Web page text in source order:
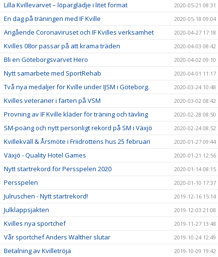
Lilla Kvillevarvet – löparglädje i litet format 2020-05-21 08:31
En dag på träningen med IF Kville 2020-05-18 09:04
Angående Coronaviruset och IF Kvilles verksamhet 2020-04-27 17:18
Kvilles 08or passar på att krama träden 2020-04-03 08:42
Bli en Göteborgsvarvet Hero 2020-04-02 09:10
Nytt samarbete med SportRehab 2020-04-01 11:17
Två nya medaljer för Kville under IJSM i Göteborg. 2020-03-24 10:48
Kvilles veteraner i farten på VSM 2020-03-02 08:42
Provning av IF Kville kläder för träning och tävling 2020-02-28 08:50
SM-poäng och nytt personligt rekord på SM i Växjö 2020-02-24 08:52
Kvillekväll & Årsmöte i Friidrottens hus 25 februari 2020-01-27 09:44
Växjö - Quality Hotel Games 2020-01-21 12:56
Nytt startrekord för Persspelen 2020 2020-01-14 08:15
Persspelen 2020-01-10 17:37
Julruschen - Nytt startrekord! 2019-12-16 15:14
Julklappsjakten 2019-12-03 21:08
Kvilles nya sportchef 2019-11-27 13:48
Vår sportchef Anders Walther slutar 2019-10-24 12:49
Betalning av Kvilletröja 2019-10-09 19:42